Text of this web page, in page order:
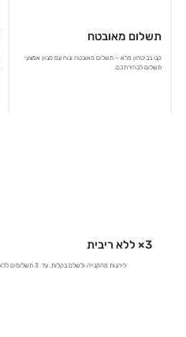
תשלום מאובטח
קנו בביטחון מלא – תשלום מאובטח ונוח עם מגוון אמצעי
תשלום לבחירתכם.
3× ללא ריבית
ליהנות מהקנייה ולשלם בקלות. עד 3 תשלומים ללא ריבית להזמנות מעל 400 ש"ח.